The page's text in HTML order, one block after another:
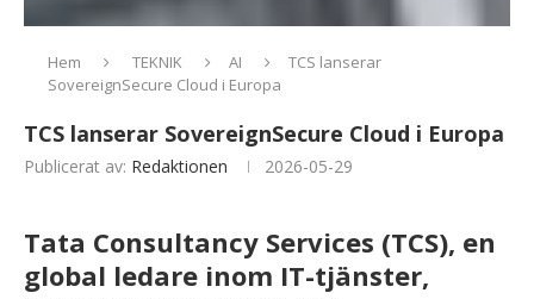
Hem TEKNIK AI
TCS lanserar
SovereignSecure Cloud i Europa
TCS lanserar SovereignSecure Cloud i Europa
Publicerat av: Redaktionen 2026-05-29
Tata Consultancy Services (TCS), en
global ledare inom IT-tjänster,